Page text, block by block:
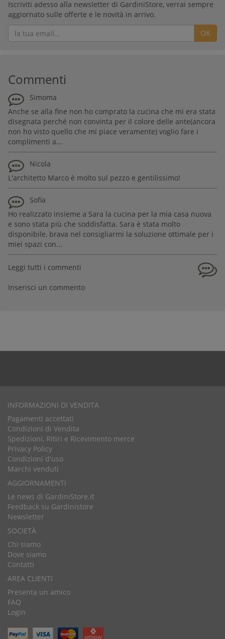
Iscriviti adesso alla newsletter di GardiniStore, verrai sempre
aggiornato sulle offerte e le novità in arrivo.
OK
Commenti
Simoma
Anche se alla fine non ho comprato la cucina che mi era stata
disegnata perché non convinta per il colore delle ante(ancora
non ho visto quello che mi piace veramente) voglio fare i
complimenti a...
Nicola
L'architetto Marco è molto sul pezzo e gentilissimo!
Sofia
Ho realizzato insieme a Sara la cucina per la mia casa nuova
e sono stata più che soddisfatta. Sara è stata molto
disponibile, brava nel consigliarmi la soluzione ottimale per i
miei spazi con...
Leggi tutti i commenti
Inserisci un commento
INFORMAZIONI DI VENDITA
Pagamenti accettati
Condizioni di Vendita
Spedizioni, Ritiri e Ricevimento merce
Privacy Policy
Condizioni d'uso
Marchi venduti
AGGIORNAMENTI
Le news di GardiniStore.it
Feedback su Gardinistore
Newsletter
SOCIETÀ
Chi siamo
Dove siamo
Contatti
AREA CLIENTI
Presenta un amico
FAQ
Login